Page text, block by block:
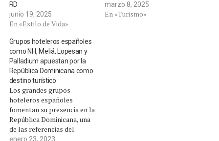
RD
junio 19, 2025
En «Estilo de Vida»
marzo 8, 2025
En «Turismo»
Grupos hoteleros españoles
como NH, Meliá, Lopesan y
Palladium apuestan por la
República Dominicana como
destino turístico
Los grandes grupos
hoteleros españoles
fomentan su presencia en la
República Dominicana, una
de las referencias del
turismo en el Caribe y en el
enero 23, 2023